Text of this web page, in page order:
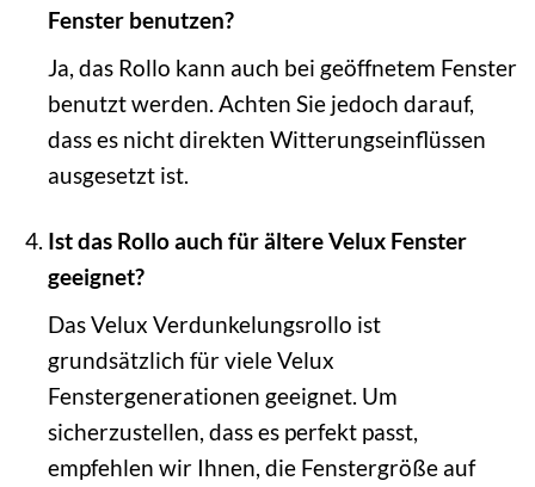
Fenster benutzen?
Ja, das Rollo kann auch bei geöffnetem Fenster
benutzt werden. Achten Sie jedoch darauf,
dass es nicht direkten Witterungseinflüssen
ausgesetzt ist.
Ist das Rollo auch für ältere Velux Fenster
geeignet?
Das Velux Verdunkelungsrollo ist
grundsätzlich für viele Velux
Fenstergenerationen geeignet. Um
sicherzustellen, dass es perfekt passt,
empfehlen wir Ihnen, die Fenstergröße auf